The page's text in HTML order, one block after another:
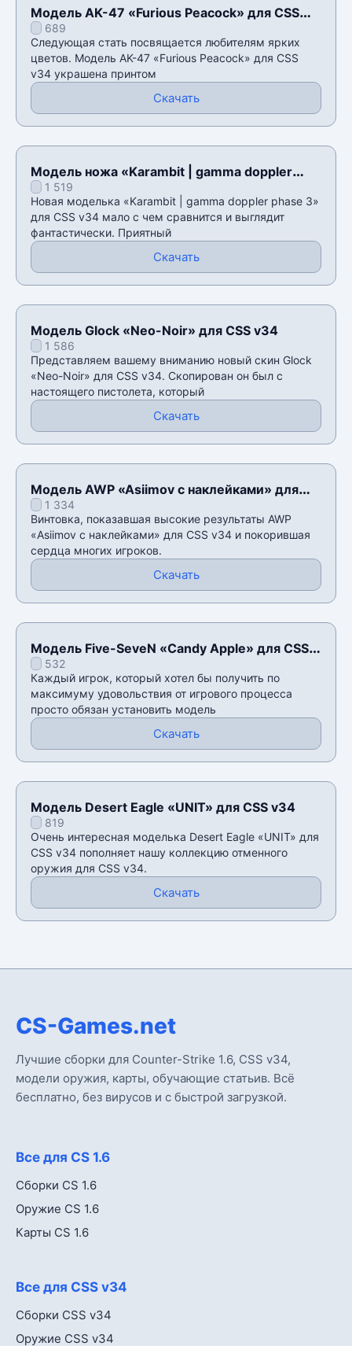
Модель AK-47 «Furious Peacock» для CSS
v34689
Следующая стать посвящается любителям ярких
цветов. Модель AK-47 «Furious Peacock» для CSS
v34 украшена принтом
Скачать
Модель ножа «Karambit | gamma doppler
phase 3» для CSS v34
1 519
Новая моделька «Karambit | gamma doppler phase 3»
для CSS v34 мало с чем сравнится и выглядит
фантастически. Приятный
Скачать
Модель Glock «Neo-Noir» для CSS v34
1 586
Представляем вашему вниманию новый скин Glock
«Neo-Noir» для CSS v34. Скопирован он был с
настоящего пистолета, который
Скачать
Модель AWP «Asiimov с наклейками» для
CSS v34
1 334
Винтовка, показавшая высокие результаты AWP
«Asiimov с наклейками» для CSS v34 и покорившая
сердца многих игроков.
Скачать
Модель Five-SeveN «Candy Apple» для CSS
v34532
Каждый игрок, который хотел бы получить по
максимуму удовольствия от игрового процесса
просто обязан установить модель
Скачать
Модель Desert Eagle «UNIT» для CSS v34
819
Очень интересная моделька Desert Eagle «UNIT» для
CSS v34 пополняет нашу коллекцию отменного
оружия для CSS v34.
Скачать
CS-Games.net
Лучшие сборки для Counter-Strike 1.6, CSS v34,
модели оружия, карты, обучающие статьив. Всё
бесплатно, без вирусов и с быстрой загрузкой.
Все для CS 1.6
Сборки CS 1.6
Оружие CS 1.6
Карты CS 1.6
Все для CSS v34
Сборки CSS v34
Оружие CSS v34